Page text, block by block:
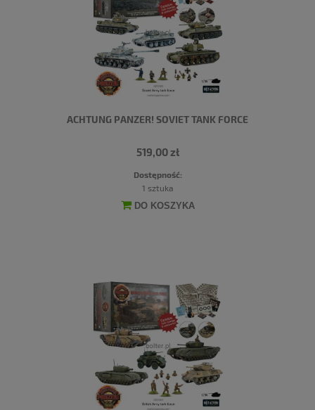
ACHTUNG PANZER! SOVIET TANK FORCE
519,00 zł
Dostępność:
1 sztuka
DO KOSZYKA